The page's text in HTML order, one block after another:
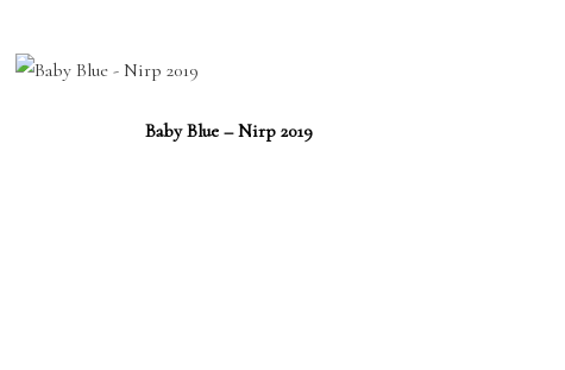
Baby Blue – Nirp 2019